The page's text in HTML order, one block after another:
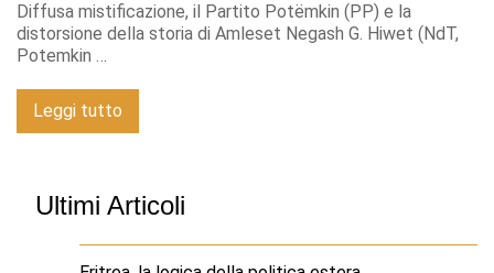
Diffusa mistificazione, il Partito Potëmkin (PP) e la
distorsione della storia di Amleset Negash G. Hiwet (NdT,
Potemkin …
Leggi tutto
Ultimi Articoli